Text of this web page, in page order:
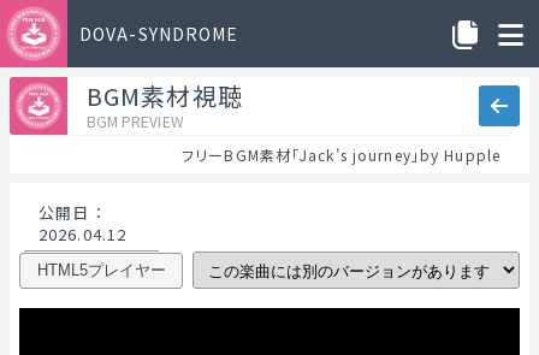
DOVA-SYNDROME
BGM素材視聴
BGM PREVIEW
フリーBGM素材「Jack’s journey」by Hupple
公開日 ：
2026.04.12
HTML5プレイヤー